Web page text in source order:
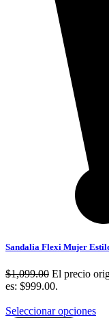
Sandalia Flexi Mujer
$1,099.00 El precio
es: $999.00.
Seleccionar opciones